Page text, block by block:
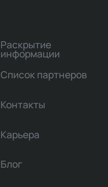
Раскрытие
информации
Список партнеров
Контакты
Карьера
Блог